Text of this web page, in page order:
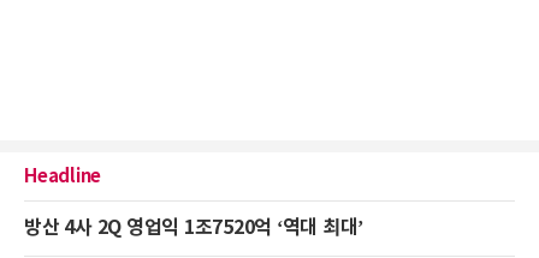
Headline
방산 4사 2Q 영업익 1조7520억 ‘역대 최대’